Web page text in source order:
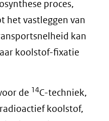
proces,
vastleggen van
kan
koolstof-fixatie
de 14C-techniek,
koolstof,